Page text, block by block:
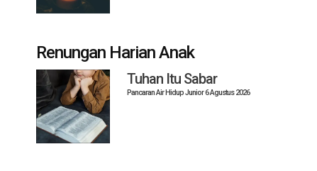
Renungan Harian Anak
Tuhan Itu Sabar
Pancaran Air Hidup Junior 6 Agustus 2026